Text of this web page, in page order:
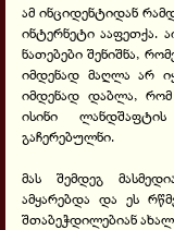
ამ ინციდენტიდან
ინტერნეტი ააფეთქა.
ნათებები შენიშნა,
იმდენად მაღლა არ
იმდენად დაბლა, რომ
ისინი
გაჩერებულნი.
მას შემდეგ
ამყარებდა და ეს
შთაბეჭდილებიან